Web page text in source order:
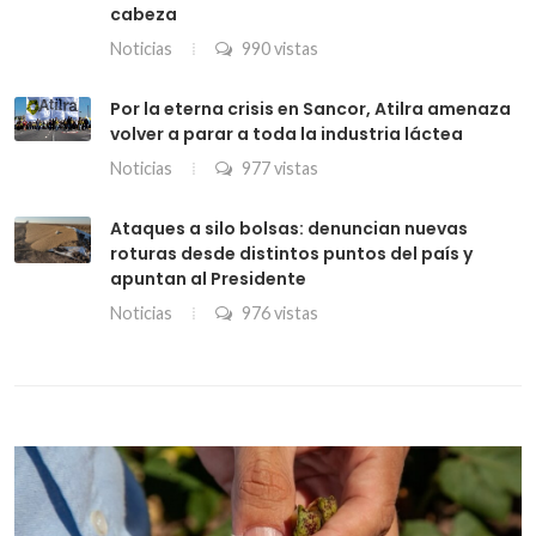
cabeza
Noticias 990 vistas
Por la eterna crisis en Sancor, Atilra amenaza
volver a parar a toda la industria láctea
Noticias 977 vistas
Ataques a silo bolsas: denuncian nuevas
roturas desde distintos puntos del país y
apuntan al Presidente
Noticias 976 vistas